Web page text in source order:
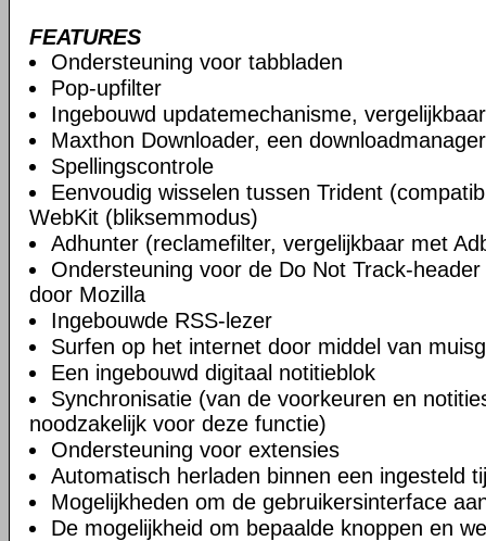
FEATURES
Ondersteuning voor tabbladen
Pop-upfilter
Ingebouwd updatemechanisme,
Maxthon Downloader, een downloadmanager
Spellingscontrole
Eenvoudig wisselen tussen Trident
WebKit (bliksemmodus)
Adhunter (reclamefilter, vergelijkbaar met
Ondersteuning voor de Do Not Track-
door Mozilla
Ingebouwde RSS-lezer
Surfen op het internet door middel van
Een ingebouwd digitaal notitieblok
Synchronisatie (van de voorkeuren en
noodzakelijk voor deze functie)
Ondersteuning voor extensies
Automatisch herladen binnen een ingesteld
Mogelijkheden om de gebruikersinterface
De mogelijkheid om bepaalde knoppen en